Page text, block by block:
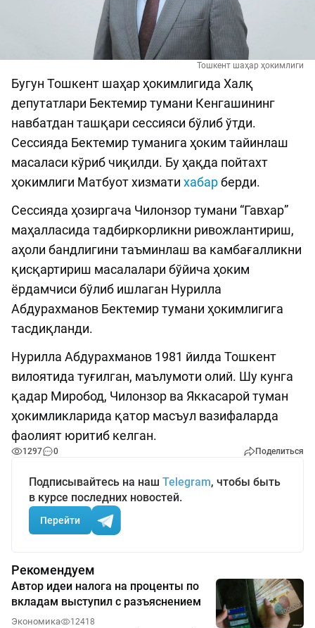
Тошкент шаҳар ҳокимлиги
Бугун Тошкент шаҳар ҳокимлигида Халқ
депутатлари Бектемир тумани Кенгашининг
навбатдан ташқари сессияси бўлиб ўтди.
Сессияда Бектемир туманига ҳоким тайинлаш
масаласи кўриб чиқилди. Бу ҳақда пойтахт
ҳокимлиги Матбуот хизмати хабарберди.
Сессияда ҳозиргача Чилонзор тумани “Гавхар”
маҳалласида тадбиркорликни ривожлантириш,
аҳоли бандлигини таъминлаш ва камбағалликни
қисқартириш масалалари бўйича ҳоким
ёрдамчиси бўлиб ишлаган Нурилла
Абдурахманов Бектемир тумани ҳокимлигига
тасдиқланди.
Нурилла Абдурахманов 1981 йилда Тошкент
вилоятида туғилган, маълумоти олий. Шу кунга
қадар Миробод, Чилонзор ва Яккасарой туман
ҳокимликларида қатор масъул вазифаларда
фаолият юритиб келган.
1297 0 Поделиться
Подписывайтесь на наш Telegram, чтобы быть
в курсе последних новостей.
Перейти
Рекомендуем
Автор идеи налога на проценты по
вкладам выступил с разъяснением
Экономика 12418